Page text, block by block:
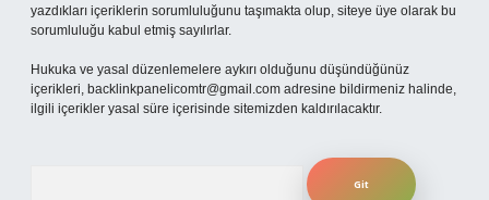
yazdıkları içeriklerin sorumluluğunu taşımakta olup, siteye üye olarak bu
sorumluluğu kabul etmiş sayılırlar.
Hukuka ve yasal düzenlemelere aykırı olduğunu düşündüğünüz
içerikleri, backlinkpanelicomtr@gmail.com adresine bildirmeniz halinde,
ilgili içerikler yasal süre içerisinde sitemizden kaldırılacaktır.